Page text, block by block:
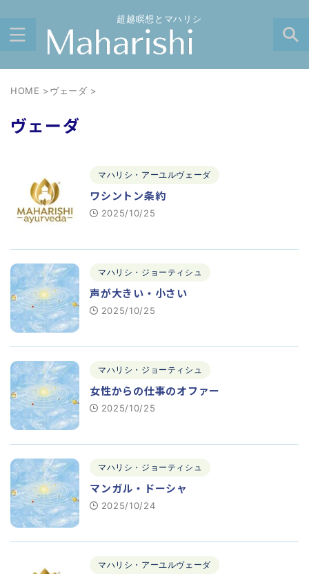
超越瞑想とマハリシ
HOME >ヴェーダ >
ヴェーダ
マハリシ・アーユルヴェーダ
ワシントン条約
2025/10/25
マハリシ・ジョーティシュ
声が大きい・小さい
2025/10/25
マハリシ・ジョーティシュ
女性からの仕事のオファー
2025/10/25
マハリシ・ジョーティシュ
マンガル・ドーシャ
2025/10/24
マハリシ・アーユルヴェーダ